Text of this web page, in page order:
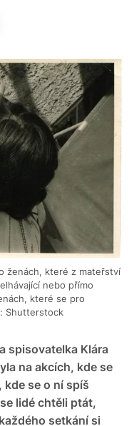
spisovatelka Klára
na akcích, kde se
kde se o ní spíš
lidé chtěli ptát,
setkání si
ženách, které z mateřství
nebo přímo
které se pro
Shutterstock